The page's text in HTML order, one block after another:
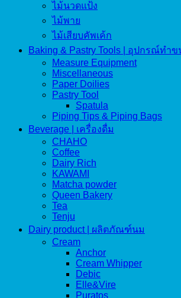
ไม้นวดแป้ง
ไม้พาย
ไม้เสียบคัพเค้ก
Baking & Pastry Tools | อุปกรณ์ทำข
Measure Equipment
Miscellaneous
Paper Doilies
Pastry Tool
Spatula
Piping Tips & Piping Bags
Beverage | เครื่องดื่ม
CHAHO
Coffee
Dairy Rich
KAWAMI
Matcha powder
Queen Bakery
Tea
Tenju
Dairy product | ผลิตภัณฑ์นม
Cream
Anchor
Cream Whipper
Debic
Elle&Vire
Puratos